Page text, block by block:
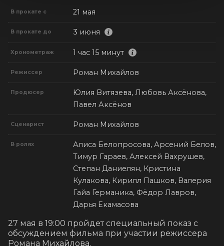
В прокате с 21 мая
В прокате до 3 июня
Хронометраж 1 час 15 минут
Режиссер Роман Михайлов
Продюсер
Юлия Витязева, Любовь Аксёнова,
Павел Аксёнов
Сценарист Роман Михайлов
В ролях
Алиса Белопросова, Арсений Белов,
Тимур Гараев, Алексей Вахрушев,
Степан Даниелян, Кристина
Кулакова, Кирилл Пашков, Валерия
Гайа Германика, Фёдор Лавров,
Дарья Екамасова
27 мая в 19:00 пройдет специальный показ с
обсуждением фильма при участии режиссера
Романа Михайлова.